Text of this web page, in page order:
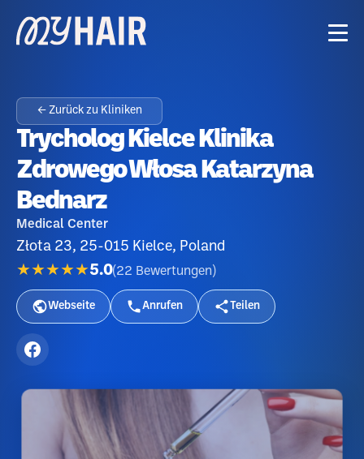
← Zurück zu Kliniken
Trycholog Kielce Klinika
Zdrowego Włosa Katarzyna
Bednarz
Medical Center
Złota 23, 25-015 Kielce, Poland
★★★★★5.0(22 Bewertungen )
Webseite Anrufen Teilen